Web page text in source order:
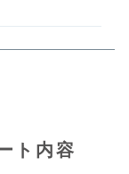
ト内容